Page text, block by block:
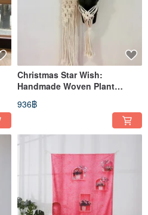
Christmas Star Wish:
Handmade Woven Plant
Hanger Ornament - Holiday
Limited Edition - A Warm Gift
936฿